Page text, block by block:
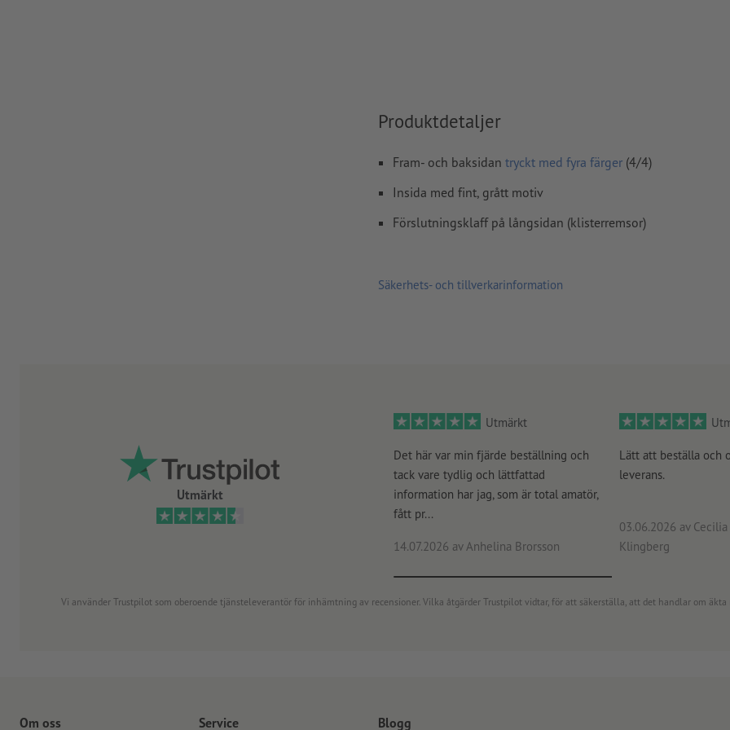
Hur skapar jag utskriftsdata korrekt?
Produktdetaljer
Fram- och baksidan tryckt med fyra färger (4/4)
Insida med fint, grått motiv
Förslutningsklaff på långsidan (klisterremsor)
Säkerhets- och tillverkarinformation
Utmärkt
Utmärkt
Det här var min fjärde beställning och
tack vare tydlig och lättfattad
information har jag, som är total amatör,
fått pr...
14.07.2026 av Anhelina Brorsson
Lätt att beställa och
leverans.
03.06.2026 av
Klingberg
Vi använder Trustpilot som oberoende tjänsteleverantör för inhämtning av recensioner. Vilka åtgärder Trustpilot vidtar, för att säkerställa, att det handlar om
Om oss Service Blogg